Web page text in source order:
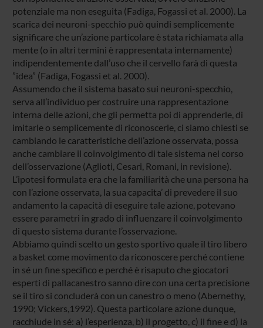
potenziale ma non eseguita (Fadiga, Fogassi et al. 2000). La
scarica dei neuroni-specchio può quindi semplicemente
significare che un’azione particolare è stata richiamata alla
mente (o in altri termini è rappresentata internamente)
indipendentemente dall’uso che il cervello farà di questa
”idea” (Fadiga, Fogassi et al. 2000).
Assumendo che il sistema basato sui neuroni-specchio,
serva all’individuo per costruire una rappresentazione
interna delle azioni, che gli permetta poi di apprenderle, di
imitarle o semplicemente di riconoscerle, ci siamo chiesti se
cambiando le caratteristiche dell’azione osservata, possa
anche cambiare il coinvolgimento di tale sistema nel corso
dell’osservazione (Aglioti, Cesari, Romani, in revisione).
L’ipotesi formulata era che la familiarità che una persona ha
con l’azione osservata, la sua capacita’ di prevedere il suo
andamento la capacità di eseguire tale azione, potevano
essere parametri in grado di influenzare il coinvolgimento
di questo sistema durante l’osservazione.
Abbiamo quindi scelto un gesto sportivo quale il tiro libero
a basket come movimento da riconoscere perché contiene
in sé un fine specifico e perché è risaputo che giocatori
esperti di pallacanestro sanno dire con una certa precisione
se il tiro si concluderà con un canestro o meno (Abernethy,
1990; Vickers,1992). Questa particolare azione dunque,
racchiude in sé: a) l’esperienza, b) il progetto, c) il fine e d) la